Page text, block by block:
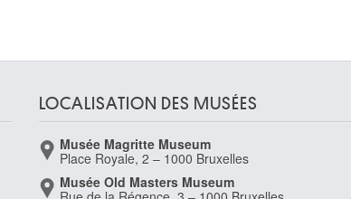
LOCALISATION DES MUSÉES
Musée Magritte Museum
Place Royale, 2 – 1000 Bruxelles
Musée Old Masters Museum